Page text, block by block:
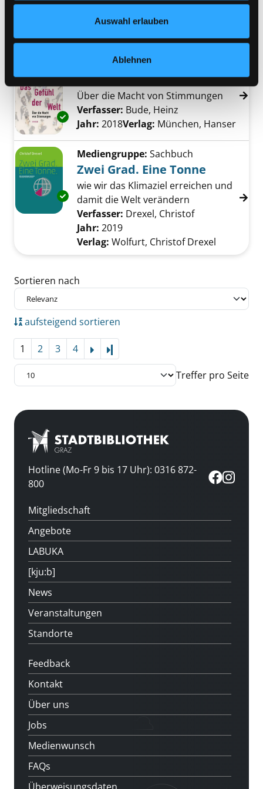
Auswahl erlauben
Ablehnen
Suche nach
Jahr:2023
Verlag:Freiburg, Haufe-Lexware
Exemplar-Details von Das Gefühl der Welt
Mediengruppe:Sachbuch
Das Gefühl der Welt
Über die Macht von Stimmungen
Verfasser: Bude, Heinz
Jahr: 2018Verlag: München, Hanser
Exemplar-Details von Zwei Grad. Eine Tonne
Mediengruppe: Sachbuch
Zwei Grad. Eine Tonne
wie wir das Klimaziel erreichen und
damit die Welt verändern
Verfasser: Drexel, ChristofSuche nach
Jahr: 2019
Verlag: Wolfurt, Christof Drexel
Zu den Suchfiltern springen
Sortieren nach
aufsteigend sortieren
1 2 3 4
Treffer pro Seite
Hotline (Mo-Fr 9 bis 17 Uhr): 0316 872-
800
Mitgliedschaft
Angebote
LABUKA
[kju:b]
News
Veranstaltungen
Standorte
Feedback
Kontakt
Über uns
Jobs
Medienwunsch
FAQs